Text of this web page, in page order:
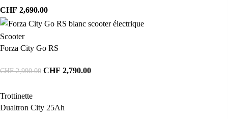
CHF 2,690.00
Scooter
Forza City Go RS
CHF2,990.00 CHF 2,790.00
Trottinette
Dualtron City 25Ah